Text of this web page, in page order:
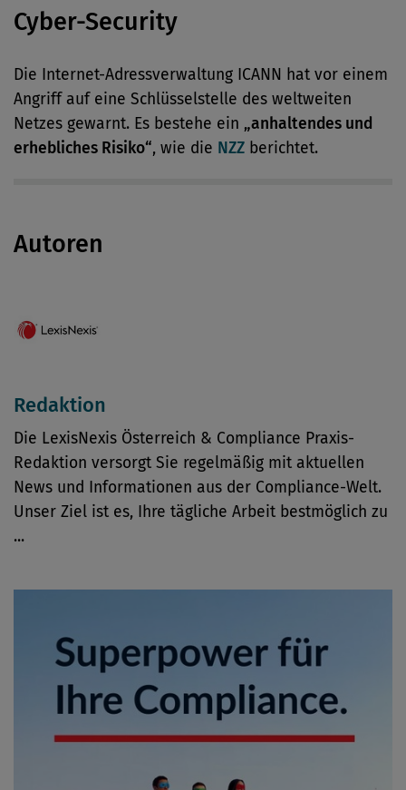
Cyber-Security
Die Internet-Adressverwaltung ICANN hat vor einem
Angriff auf eine Schlüsselstelle des weltweiten
Netzes gewarnt. Es bestehe ein „anhaltendes und
erhebliches Risiko“, wie die NZZ berichtet.
Autoren
Redaktion
Die LexisNexis Österreich & Compliance Praxis-
Redaktion versorgt Sie regelmäßig mit aktuellen
News und Informationen aus der Compliance-Welt.
Unser Ziel ist es, Ihre tägliche Arbeit bestmöglich zu
...